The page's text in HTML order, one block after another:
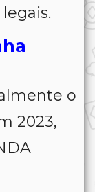
o
2023,